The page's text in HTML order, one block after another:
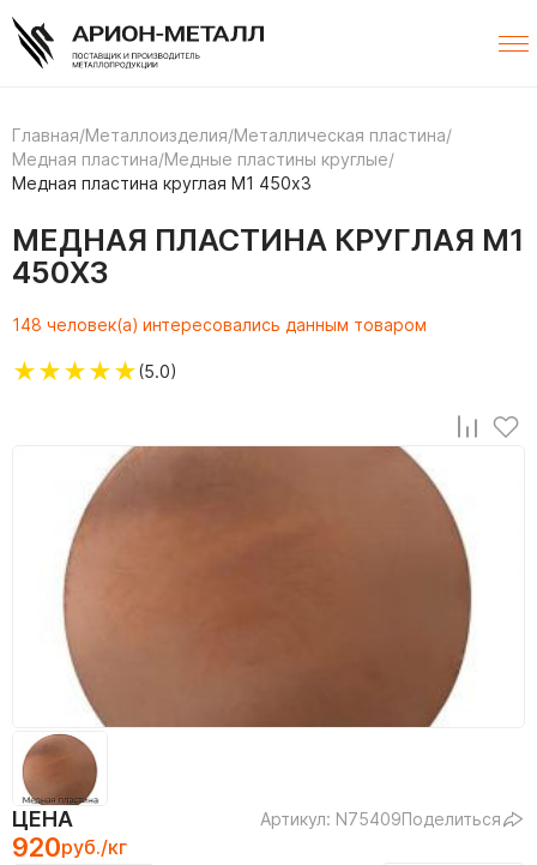
Главная/Металлоизделия/Металлическая пластина/
Медная пластина/Медные пластины круглые/
Медная пластина круглая М1 450х3
МЕДНАЯ ПЛАСТИНА КРУГЛАЯ М1
450Х3
148 человек(а) интересовались данным товаром
★★★★★(5.0)
ЦЕНА Артикул: N75409Поделиться
920руб./кг